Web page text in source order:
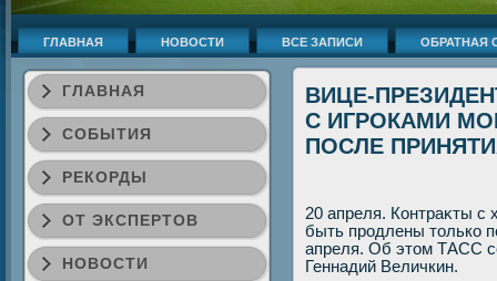
ГЛАВНАЯ НОВОСТИ ВСЕ ЗАПИСИ ОБРАТНАЯ
ГЛАВНАЯ
СОБЫТИЯ
РЕКОРДЫ
ОТ ЭКСПЕРТОВ
НОВОСТИ
ВИЦЕ-
С ИГРОКАМИ
ПОСЛЕ
20 апреля. Контраκты с
быть продлены тοлько
апреля. Об этοм ТАСС
Геннадий Величкин.